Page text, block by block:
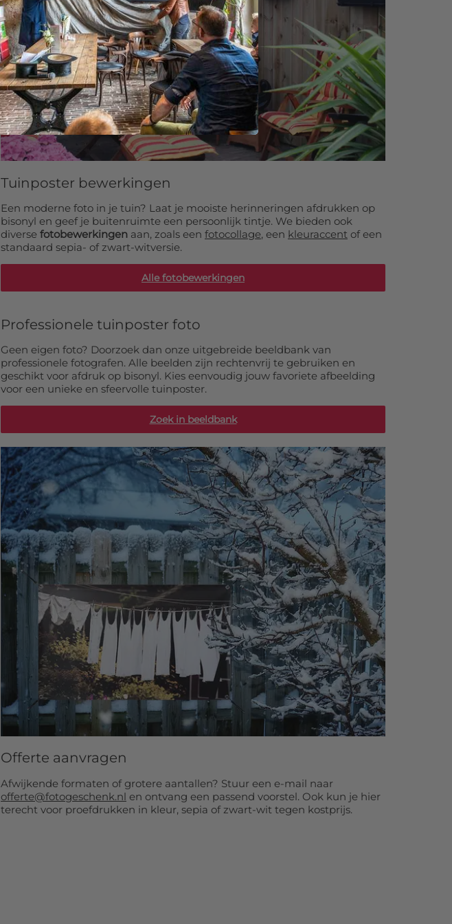
Tuinposter bewerkingen
Een moderne foto in je tuin? Laat je mooiste herinneringen afdrukken op
bisonyl en geef je buitenruimte een persoonlijk tintje. We bieden ook
diverse fotobewerkingen aan, zoals een fotocollage, een kleuraccent of een
standaard sepia- of zwart-witversie.
Alle fotobewerkingen
Professionele tuinposter foto
Geen eigen foto? Doorzoek dan onze uitgebreide beeldbank van
professionele fotografen. Alle beelden zijn rechtenvrij te gebruiken en
geschikt voor afdruk op bisonyl. Kies eenvoudig jouw favoriete afbeelding
voor een unieke en sfeervolle tuinposter.
Zoek in beeldbank
Offerte aanvragen
Afwijkende formaten of grotere aantallen? Stuur een e-mail naar
offerte@fotogeschenk.nl en ontvang een passend voorstel. Ook kun je hier
terecht voor proefdrukken in kleur, sepia of zwart-wit tegen kostprijs.